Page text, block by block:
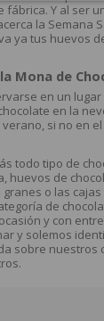
Y al ser
la Semana
ya tus huevos
Mona de
en un lugar
en la
si no en
todo tipo de
huevos de
o las
de
y con
y solemos
sobre nuestros